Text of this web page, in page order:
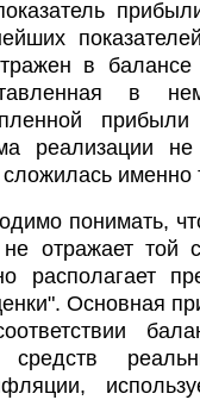
в балансе
в
реализации не
сложилась именно
понимать,
отражает той
располагает
Основная
средств